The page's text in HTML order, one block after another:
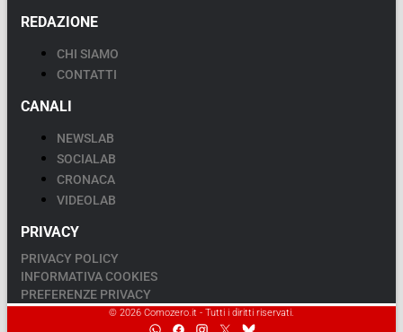
REDAZIONE
CHI SIAMO
CONTATTI
CANALI
NEWSLAB
SOCIALAB
CRONACA
VIDEOLAB
PRIVACY
PRIVACY POLICY
INFORMATIVA COOKIES
PREFERENZE PRIVACY
© 2026 Comozero.it - Tutti i diritti riservati.